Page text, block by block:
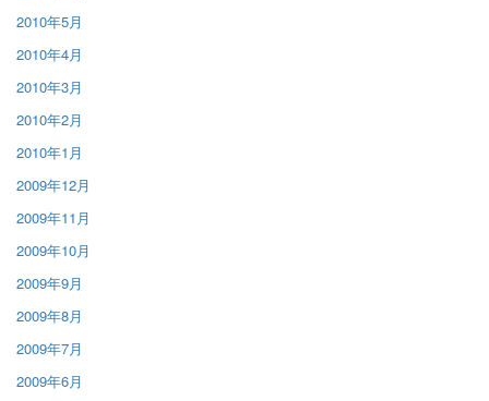
2010年5月
2010年4月
2010年3月
2010年2月
2010年1月
2009年12月
2009年11月
2009年10月
2009年9月
2009年8月
2009年7月
2009年6月